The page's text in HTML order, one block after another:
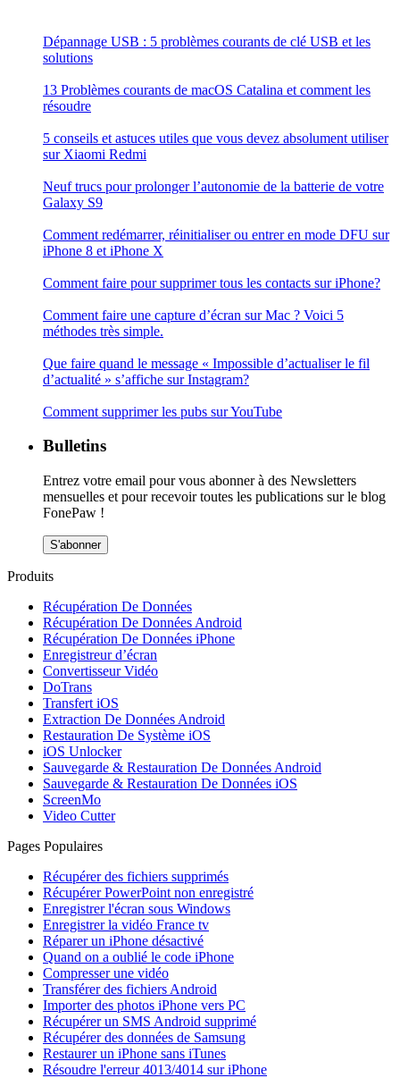
Dépannage USB : 5 problèmes courants de clé USB et les
solutions
13 Problèmes courants de macOS Catalina et comment les
résoudre
5 conseils et astuces utiles que vous devez absolument utiliser
sur Xiaomi Redmi
Neuf trucs pour prolonger l’autonomie de la batterie de votre
Galaxy S9
Comment redémarrer, réinitialiser ou entrer en mode DFU sur
iPhone 8 et iPhone X
Comment faire pour supprimer tous les contacts sur iPhone?
Comment faire une capture d’écran sur Mac ? Voici 5
méthodes très simple.
Que faire quand le message « Impossible d’actualiser le fil
d’actualité » s’affiche sur Instagram?
Comment supprimer les pubs sur YouTube
Bulletins
Entrez votre email pour vous abonner à des Newsletters
mensuelles et pour recevoir toutes les publications sur le blog
FonePaw !
S'abonner
Produits
Récupération De Données
Récupération De Données Android
Récupération De Données iPhone
Enregistreur d’écran
Convertisseur Vidéo
DoTrans
Transfert iOS
Extraction De Données Android
Restauration De Système iOS
iOS Unlocker
Sauvegarde & Restauration De Données Android
Sauvegarde & Restauration De Données iOS
ScreenMo
Video Cutter
Pages Populaires
Récupérer des fichiers supprimés
Récupérer PowerPoint non enregistré
Enregistrer l'écran sous Windows
Enregistrer la vidéo France tv
Réparer un iPhone désactivé
Quand on a oublié le code iPhone
Compresser une vidéo
Transférer des fichiers Android
Importer des photos iPhone vers PC
Récupérer un SMS Android supprimé
Récupérer des données de Samsung
Restaurer un iPhone sans iTunes
Résoudre l'erreur 4013/4014 sur iPhone